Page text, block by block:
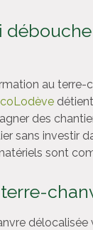
au terre-
des
sans investir
sont
délocalisée